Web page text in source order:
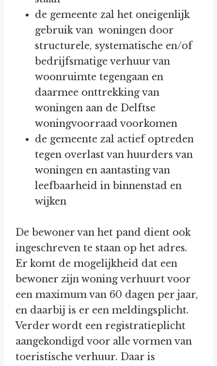
de gemeente zal het oneigenlijk
gebruik van woningen door
structurele, systematische en/of
bedrijfsmatige verhuur van
woonruimte tegengaan en
daarmee onttrekking van
woningen aan de Delftse
woningvoorraad voorkomen
de gemeente zal actief optreden
tegen overlast van huurders van
woningen en aantasting van
leefbaarheid in binnenstad en
wijken
De bewoner van het pand dient ook
ingeschreven te staan op het adres.
Er komt de mogelijkheid dat een
bewoner zijn woning verhuurt voor
een maximum van 60 dagen per jaar,
en daarbij is er een meldingsplicht.
Verder wordt een registratieplicht
aangekondigd voor alle vormen van
toeristische verhuur. Daar is